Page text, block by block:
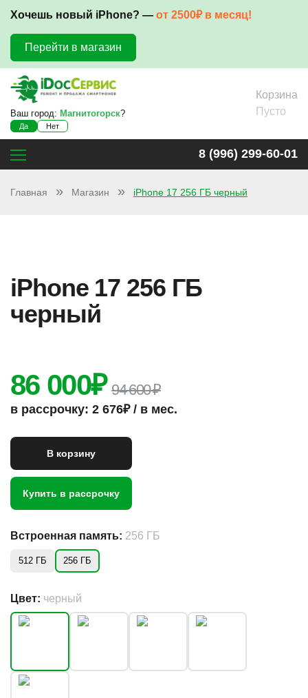
Хочешь новый iPhone? — от 2500₽ в месяц!
Перейти в магазин
Ваш город: Магнитогорск?
Да Нет
Корзина
Пусто
8 (996) 299-60-01
Главная Магазин iPhone 17 256 ГБ черный
iPhone 17 256 ГБ
черный
86 000₽ 94 600 ₽
в рассрочку: 2 676₽ / в мес.
В корзину
Купить в рассрочку
Встроенная память: 256 ГБ
512 ГБ 256 ГБ
Цвет: черный